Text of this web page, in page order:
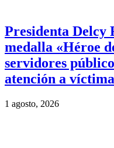
Presidenta Delcy
medalla «Héroe
servidores
atención a
1 agosto, 2026